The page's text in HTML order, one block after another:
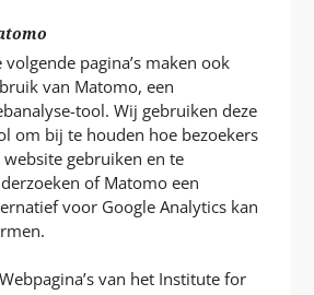
volgende pagina’s maken ook
van Matomo, een
tool. Wij gebruiken deze
om bij te houden hoe bezoekers
website gebruiken en te
of Matomo een
voor Google Analytics kan
Webpagina’s van het Institute for